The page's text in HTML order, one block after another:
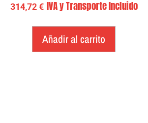
314,72€ IVA y Transporte Incluido
Añadir al carrito